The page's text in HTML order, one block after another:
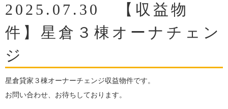
2025.07.30 【収益物
件】星倉３棟オーナチェン
ジ
星倉貸家３棟オーナーチェンジ収益物件です。
お問い合わせ、お待ちしております。